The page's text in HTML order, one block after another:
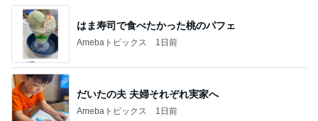
はま寿司で食べたかった桃のパフェ
Amebaトピックス 1日前
だいたの夫 夫婦それぞれ実家へ
Amebaトピックス 1日前